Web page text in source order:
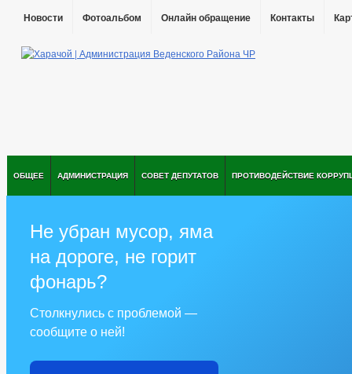
Новости Фотоальбом Онлайн обращение Контакты
ОБЩЕЕ АДМИНИСТРАЦИЯ СОВЕТ ДЕПУТАТОВ ПРОТИВОДЕЙСТВИЕ
Не убран мусор, яма
на дороге, не горит
фонарь?
Столкнулись с проблемой —
сообщите о ней!